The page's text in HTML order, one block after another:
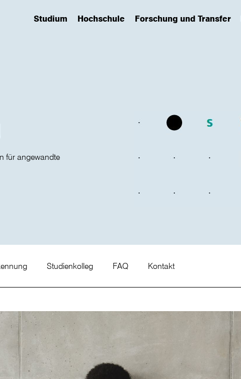
Studium
(has submenu)Hochschule
(has submenu)Forschung und Transfer
(has submenu)
für angewandte
Studienkolleg FAQ Kontakt